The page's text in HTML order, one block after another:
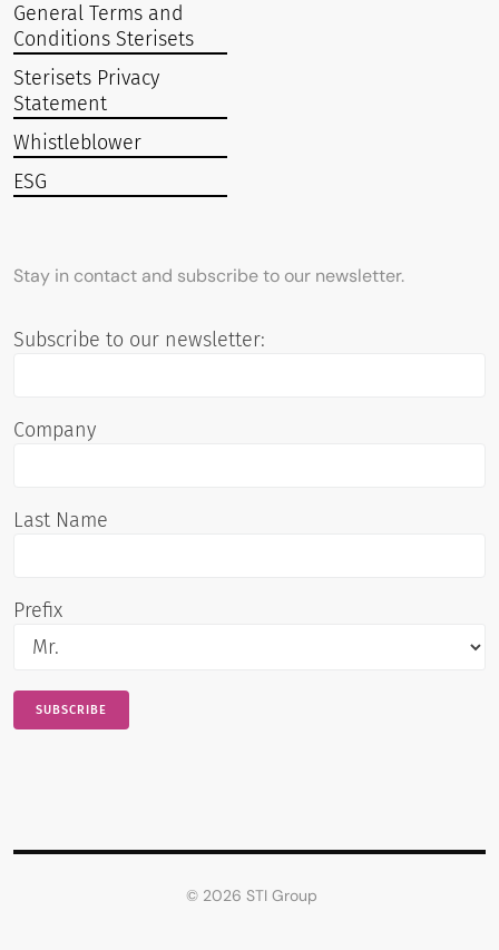
Stay in contact and subscribe to our newsletter.
Subscribe to our newsletter:
Company
Last Name
Prefix
General Terms and
Conditions Sterisets
Sterisets Privacy
Statement
Whistleblower
ESG
© 2026 STI Group